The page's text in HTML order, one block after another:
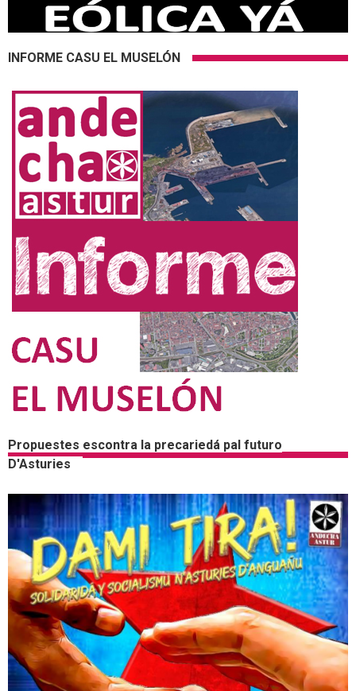
INFORME CASU EL MUSELÓN
Propuestes escontra la precariedá pal futuro
D'Asturies